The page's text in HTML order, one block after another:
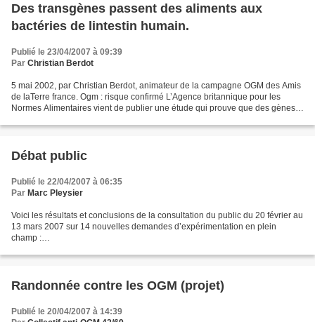
Des transgènes passent des aliments aux
bactéries de lintestin humain.
Publié le 23/04/2007 à 09:39
Par Christian Berdot
5 mai 2002, par Christian Berdot, animateur de la campagne OGM des Amis
de laTerre france. Ogm : risque confirmé L’Agence britannique pour les
Normes Alimentaires vient de publier une étude qui prouve que des gènes
Débat public
Publié le 22/04/2007 à 06:35
Par Marc Pleysier
Voici les résultats et conclusions de la consultation du public du 20 février au
13 mars 2007 sur 14 nouvelles demandes d’expérimentation en plein
champ :
ublic.htm Un vrai déni...
Randonnée contre les OGM (projet)
Publié le 20/04/2007 à 14:39